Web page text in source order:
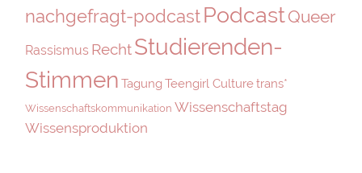
nachgefragt-podcastPodcastQueer
Rassismus RechtStudierenden-
Stimmen Tagung Teengirl Culturetrans*
Wissenschaftskommunikation Wissenschaftstag
Wissensproduktion